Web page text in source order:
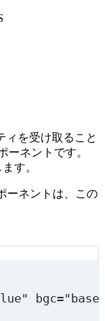
ィを受け取ること
ーネントです。
す。
ーネントは、この
bgc=